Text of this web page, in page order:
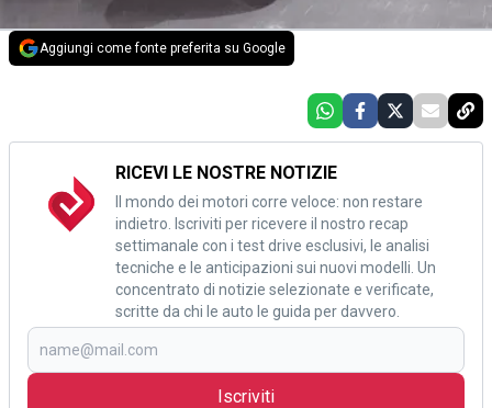
Aggiungi come fonte preferita su Google
RICEVI LE NOSTRE NOTIZIE
Il mondo dei motori corre veloce: non restare
indietro. Iscriviti per ricevere il nostro recap
settimanale con i test drive esclusivi, le analisi
tecniche e le anticipazioni sui nuovi modelli. Un
concentrato di notizie selezionate e verificate,
scritte da chi le auto le guida per davvero.
Iscriviti